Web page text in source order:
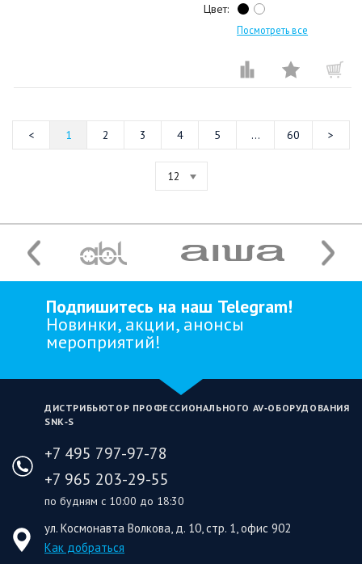
Цвет:
Посмотреть все
1 2 3 4 5 ... 60
12
Подпишитесь на наш Telegram!
Новинки, акции, анонсы
мероприятий!
ДИСТРИБЬЮТОР ПРОФЕССИОНАЛЬНОГО AV‑ОБОРУДОВАНИЯ
SNK‑S
+7 495 797-97-78
+7 965 203-29-55
по будням с 10:00 до 18:30
ул. Космонавта Волкова, д. 10, стр. 1, офис 902
Как добраться